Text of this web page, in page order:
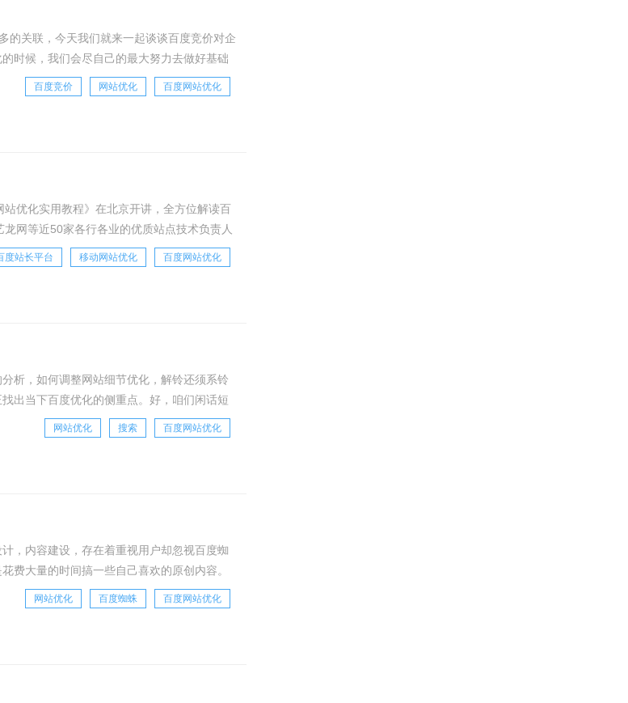
的关联，今天我们就来一起谈谈百度竞价对企
时候，我们会尽自己的最大努力去做好基础
我们不甘人后，我们想要
百度竞价 网站优化 百度网站优化
优化实用教程》在北京开讲，全方位解读百
网等近50家各行各业的优质站点技术负责人
的培训以“百
度站长平台 移动网站优化 百度网站优化
析，如何调整网站细节优化，解铃还须系铃
出当下百度优化的侧重点。好，咱们闲话短
比如我们搜索川菜，如图，你
网站优化 搜索 百度网站优化
，内容建设，存在着重视用户却忽视百度蜘
费大量的时间搞一些自己喜欢的原创内容。
加、黑链和垃圾外链一起上，
网站优化 百度蜘蛛 百度网站优化